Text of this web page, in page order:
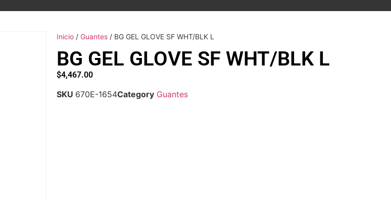
Inicio / Guantes / BG GEL GLOVE SF WHT/BLK L
BG GEL GLOVE SF WHT/BLK L
$4,467.00
SKU 670E-1654Category Guantes